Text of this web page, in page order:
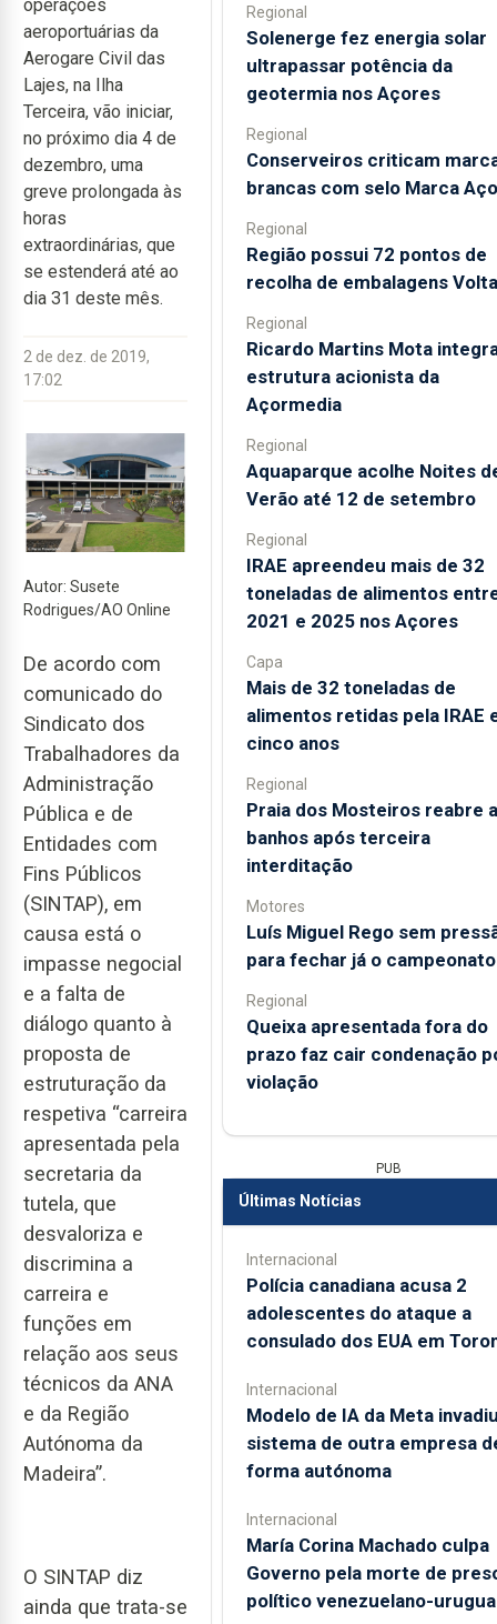
operações
aeroportuárias da
Aerogare Civil das
Lajes, na Ilha
Terceira, vão iniciar,
no próximo dia 4 de
dezembro, uma
greve prolongada às
horas
extraordinárias, que
se estenderá até ao
dia 31 deste mês.
2 de dez. de 2019,
17:02
Autor: Susete
Rodrigues/AO Online
De acordo com
comunicado do
Sindicato dos
Trabalhadores da
Administração
Pública e de
Entidades com
Fins Públicos
(SINTAP), em
causa está o
impasse negocial
e a falta de
diálogo quanto à
proposta de
estruturação da
respetiva “carreira
apresentada pela
secretaria da
tutela, que
desvaloriza e
discrimina a
carreira e
funções em
relação aos seus
técnicos da ANA
e da Região
Autónoma da
Madeira”.
O SINTAP diz
ainda que trata-se
Regional
Solenerge fez energia solar
ultrapassar potência da
geotermia nos Açores
Regional
Conserveiros criticam
brancas com selo Marca
Regional
Região possui 72 pontos de
recolha de embalagens Volta
Regional
Ricardo Martins Mota
estrutura acionista da
Açormedia
Regional
Aquaparque acolhe Noites
Verão até 12 de setembro
Regional
IRAE apreendeu mais de 32
toneladas de alimentos
2021 e 2025 nos Açores
Capa
Mais de 32 toneladas de
alimentos retidas pela IRAE
cinco anos
Regional
Praia dos Mosteiros reabre a
banhos após terceira
interditação
Motores
Luís Miguel Rego sem
para fechar já o campeonato
Regional
Queixa apresentada fora do
prazo faz cair condenação
violação
PUB
Últimas Notícias
Internacional
Polícia canadiana acusa 2
adolescentes do ataque a
consulado dos EUA em
Internacional
Modelo de IA da Meta
sistema de outra empresa
forma autónoma
Internacional
María Corina Machado culpa
Governo pela morte de
político venezuelano-